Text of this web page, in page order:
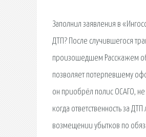
Заполнил заявления в
ДТП? После случившегося
произошедшем Расскажем об
позволяет потерпевшему
он приобрёл полис ОСАГО, не
когда ответственность за
возмещении убытков по